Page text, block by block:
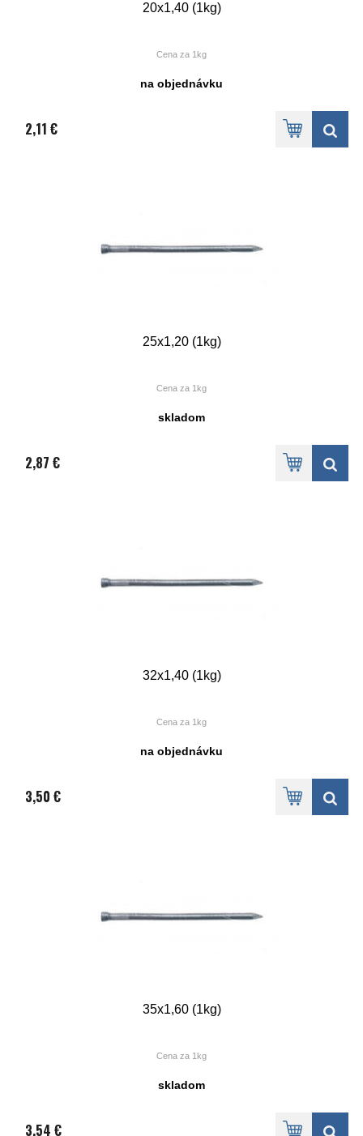
20x1,40 (1kg)
Cena za 1kg
na objednávku
2,11 €
25x1,20 (1kg)
Cena za 1kg
skladom
2,87 €
32x1,40 (1kg)
Cena za 1kg
na objednávku
3,50 €
35x1,60 (1kg)
Cena za 1kg
skladom
3,54 €